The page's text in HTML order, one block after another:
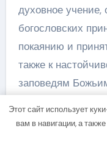
духовное учение,
богословских
покаянию и
также к
заповедям
Каким
помогает
Этот сайт использует
вам в навигации, а